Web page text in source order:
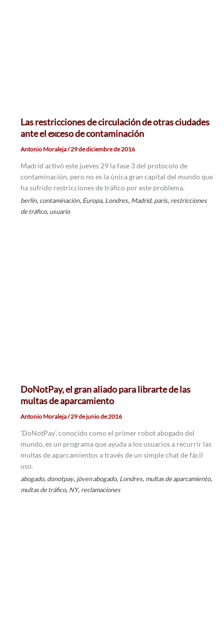
Las restricciones de circulación de otras ciudades
ante el exceso de contaminación
Antonio Moraleja/29 de diciembre de 2016
Madrid activó este jueves 29 la fase 3 del protocolo de
contaminación, pero no es la única gran capital del mundo que
ha sufrido restricciones de tráfico por este problema.
berlín, contaminación, Europa, Londres, Madrid, paris, restricciones
de tráfico, usuario
DoNotPay, el gran aliado para librarte de las
multas de aparcamiento
Antonio Moraleja/29 de junio de 2016
‘DoNotPay’, conocido como el primer robot abogado del
mundo, es un programa que ayuda a los usuarios a recurrir las
multas de aparcamientos a través de un simple chat de fácil
uso.
abogado, donotpay, jóven abogado, Londres, multas de aparcamiento,
multas de tráfico, NY, reclamaciones